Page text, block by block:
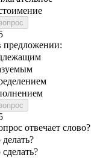
предложении:
отвечает слово?